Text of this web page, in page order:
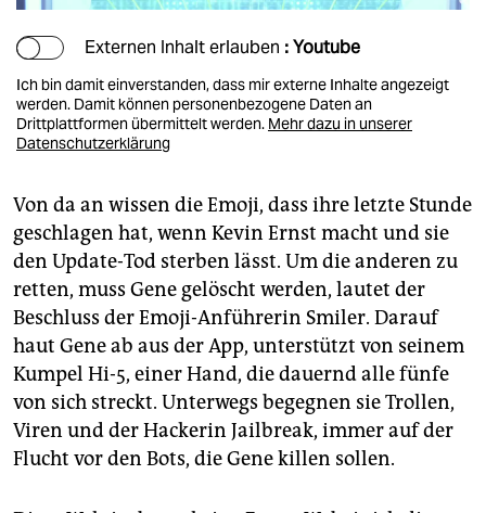
Externen Inhalt erlauben : Youtube
Ich bin damit einverstanden, dass mir externe Inhalte angezeigt
werden. Damit können personenbezogene Daten an
Drittplattformen übermittelt werden. Mehr dazu in unserer
Datenschutzerklärung
Von da an wissen die Emoji, dass ihre letzte Stunde
geschlagen hat, wenn Kevin Ernst macht und sie
den Update-Tod sterben lässt. Um die anderen zu
retten, muss Gene gelöscht werden, lautet der
Beschluss der Emoji-Anführerin Smiler. Darauf
haut Gene ab aus der App, unterstützt von seinem
Kumpel Hi-5, einer Hand, die dauernd alle fünfe
von sich streckt. Unterwegs begegnen sie Trollen,
Viren und der Hackerin Jailbreak, immer auf der
Flucht vor den Bots, die Gene killen sollen.